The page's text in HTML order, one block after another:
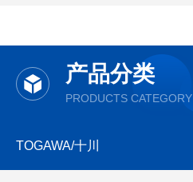
产品分类
PRODUCTS CATEGORY
TOGAWA/十川